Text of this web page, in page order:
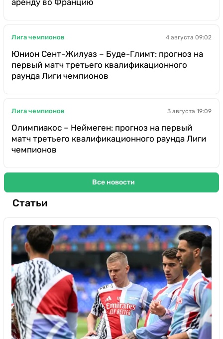
Лига чемпионов 4 августа 09:02
Юнион Сент-Жилуаз – Буде-Глимт: прогноз на
первый матч третьего квалификационного
раунда Лиги чемпионов
Лига чемпионов 3 августа 19:09
Олимпиакос – Неймеген: прогноз на первый
матч третьего квалификационного раунда Лиги
чемпионов
Все новости
Статьи